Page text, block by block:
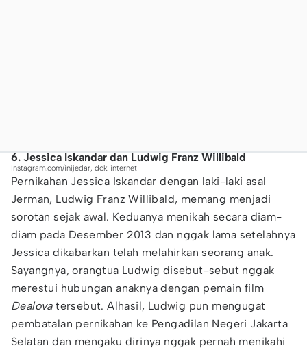
6. Jessica Iskandar dan Ludwig Franz Willibald
Instagram.com/inijedar, dok. internet
Pernikahan Jessica Iskandar dengan laki-laki asal
Jerman, Ludwig Franz Willibald, memang menjadi
sorotan sejak awal. Keduanya menikah secara diam-
diam pada Desember 2013 dan nggak lama setelahnya
Jessica dikabarkan telah melahirkan seorang anak.
Sayangnya, orangtua Ludwig disebut-sebut nggak
merestui hubungan anaknya dengan pemain film
Dealovatersebut. Alhasil, Ludwig pun mengugat
pembatalan pernikahan ke Pengadilan Negeri Jakarta
Selatan dan mengaku dirinya nggak pernah menikahi